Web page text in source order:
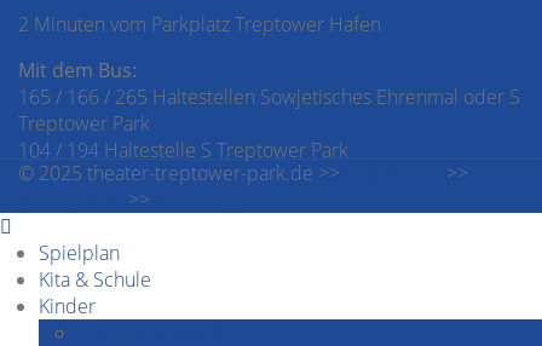
2 Minuten vom Parkplatz Treptower Hafen
Mit dem Bus:
165 / 166 / 265 Haltestellen Sowjetisches Ehrenmal oder S
Treptower Park
104 / 194 Haltestelle S Treptower Park
© 2025 theater-treptower-park.de >>
>>
>>
Spielplan
Kita & Schule
Kinder